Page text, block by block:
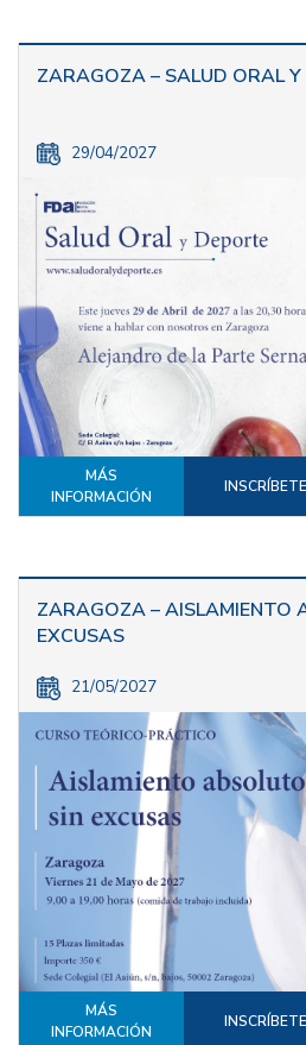
ZARAGOZA – SALUD ORAL
29/04/2027
MÁS
INFORMACIÓN
INSCRÍBETE
ZARAGOZA – AISLAMIENTO
EXCUSAS
21/05/2027
MÁS
INFORMACIÓN
INSCRÍBETE